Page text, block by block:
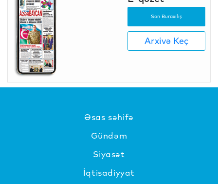
Son Buraxılış
Arxivə Keç
Əsas səhifə
Gündəm
Siyasət
İqtisadiyyat